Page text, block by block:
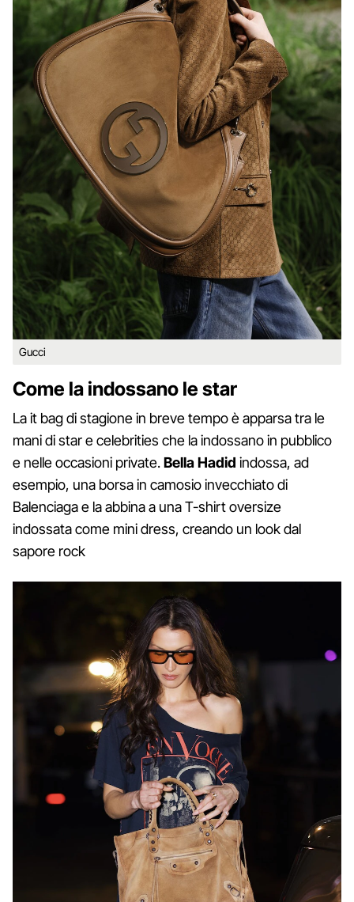
Gucci
Come la indossano le star
La it bag di stagione in breve tempo è apparsa tra le
mani di star e celebrities che la indossano in pubblico
e nelle occasioni private.Bella Hadid indossa, ad
esempio, una borsa in camosio invecchiato di
Balenciaga e la abbina a una T-shirt oversize
indossata come mini dress, creando un look dal
sapore rock